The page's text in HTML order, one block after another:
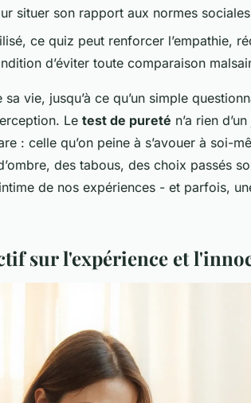
situer son rapport aux normes
ce quiz peut renforcer l’empathie,
d’éviter toute comparaison
vie, jusqu’à ce qu’un simple
Le test de pureté n’a rien
: celle qu’on peine à s’avouer à soi-
des tabous, des choix passés
de nos expériences - et parfois,
sur l'expérience et